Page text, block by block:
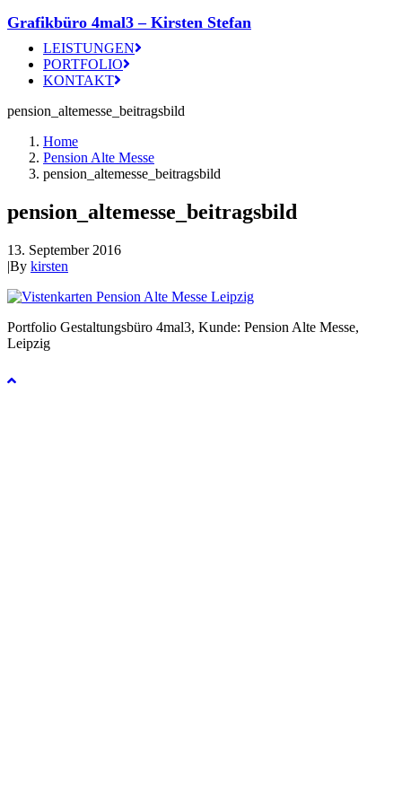
Grafikbüro 4mal3 – Kirsten Stefan
LEISTUNGEN
PORTFOLIO
KONTAKT
pension_altemesse_beitragsbild
Home
Pension Alte Messe
pension_altemesse_beitragsbild
pension_altemesse_beitragsbild
13. September 2016
|By kirsten
Portfolio Gestaltungsbüro 4mal3, Kunde: Pension Alte Messe,
Leipzig